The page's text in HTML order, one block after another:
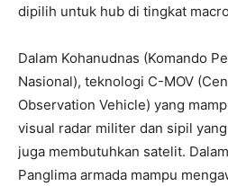
dipilih untuk hub di tingkat
Dalam Kohanudnas (Komando
Nasional), teknologi C-MOV
Observation Vehicle) yang
visual radar militer dan sipil
juga membutuhkan satelit.
Panglima armada mampu